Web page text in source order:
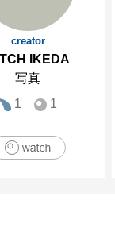
creator
IKEDA
写真
1
1